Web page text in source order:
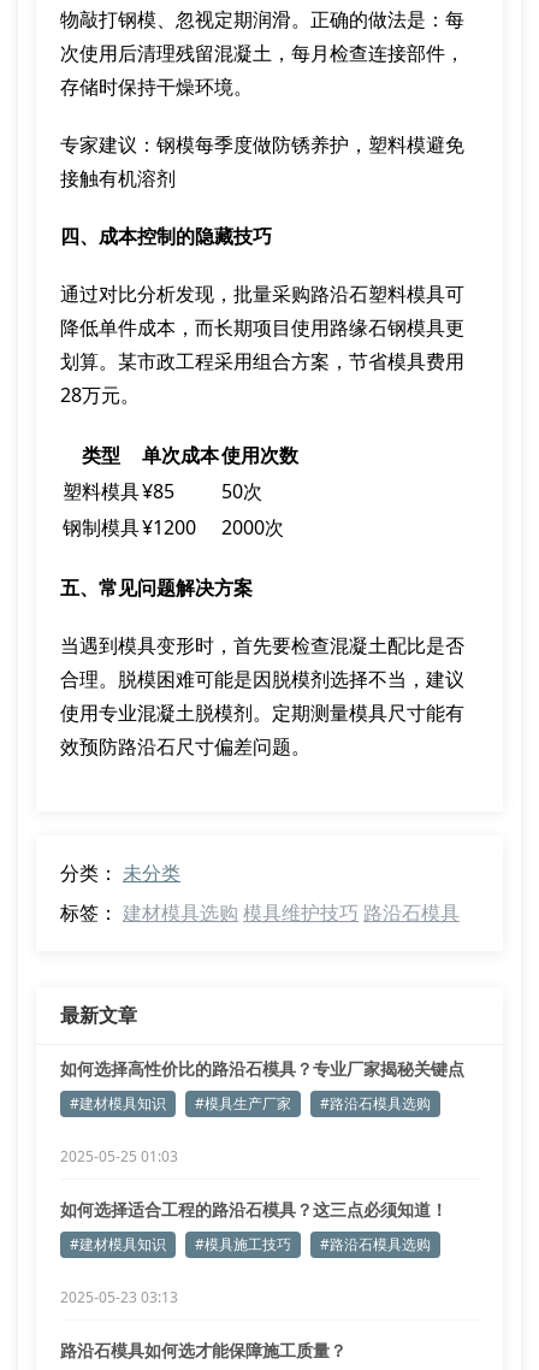
物敲打钢模、忽视定期润滑。正确的做法是：每
次使用后清理残留混凝土，每月检查连接部件，
存储时保持干燥环境。
专家建议：钢模每季度做防锈养护，塑料模避免
接触有机溶剂
四、成本控制的隐藏技巧
通过对比分析发现，批量采购路沿石塑料模具可
降低单件成本，而长期项目使用路缘石钢模具更
划算。某市政工程采用组合方案，节省模具费用
28万元。
类型 单次成本使用次数
塑料模具¥85
50次
钢制模具¥1200 2000次
五、常见问题解决方案
当遇到模具变形时，首先要检查混凝土配比是否
合理。脱模困难可能是因脱模剂选择不当，建议
使用专业混凝土脱模剂。定期测量模具尺寸能有
效预防路沿石尺寸偏差问题。
分类： 未分类
标签： 建材模具选购 模具维护技巧 路沿石模具
最新文章
如何选择高性价比的路沿石模具？专业厂家揭秘关键点
#建材模具知识 #模具生产厂家 #路沿石模具选购
2025-05-25 01:03
如何选择适合工程的路沿石模具？这三点必须知道！
#建材模具知识 #模具施工技巧 #路沿石模具选购
2025-05-23 03:13
路沿石模具如何选才能保障施工质量？